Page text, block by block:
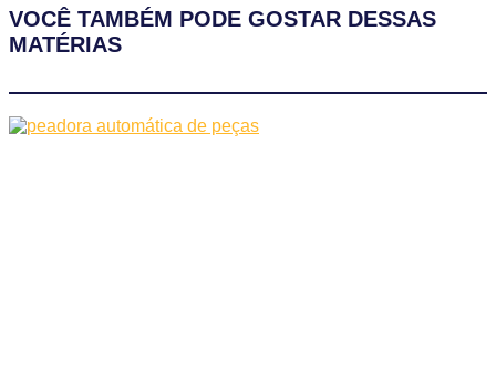
VOCÊ TAMBÉM PODE GOSTAR DESSAS
MATÉRIAS